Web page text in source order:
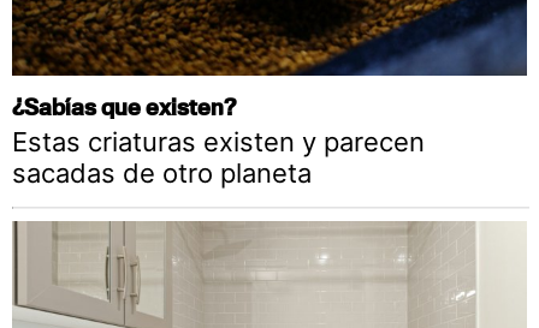
¿Sabías que existen?
Estas criaturas existen y parecen
sacadas de otro planeta